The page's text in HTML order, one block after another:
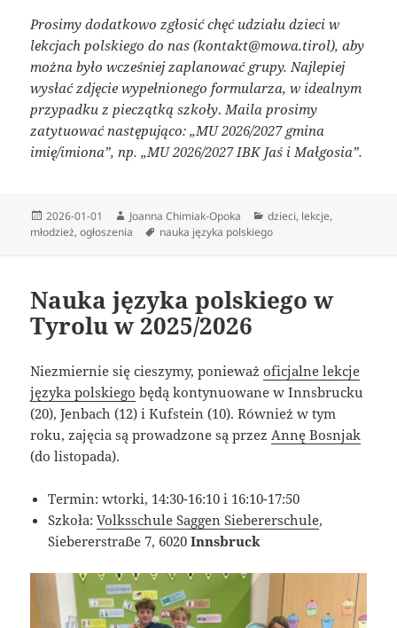
Prosimy dodatkowo zgłosić chęć udziału dzieci w
lekcjach polskiego do nas (kontakt@mowa.tirol), aby
można było wcześniej zaplanować grupy. Najlepiej
wysłać zdjęcie wypełnionego formularza, w idealnym
przypadku z pieczątką szkoły.Maila prosimy
zatytuować następująco: „MU 2026/2027 gmina
imię/imiona”, np. „MU 2026/2027 IBK Jaś i Małgosia”.
Data
publikacji
2026-01-01 Autor
Joanna Chimiak-Opoka Kategorie
dzieci, lekcje,
młodzież,ogłoszenia Tagi
nauka języka polskiego
Nauka języka polskiego w
Tyrolu w 2025/2026
Niezmiernie się cieszymy, ponieważoficjalne lekcje
języka polskiego będą kontynuowane w Innsbrucku
(20), Jenbach (12) i Kufstein (10). Również w tym
roku, zajęcia są prowadzone są przez Annę Bosnjak
(do listopada).
Termin: wtorki, 14:30-16:10 i 16:10-17:50
Szkoła:Volksschule Saggen Siebererschule,
Siebererstraẞe 7, 6020Innsbruck